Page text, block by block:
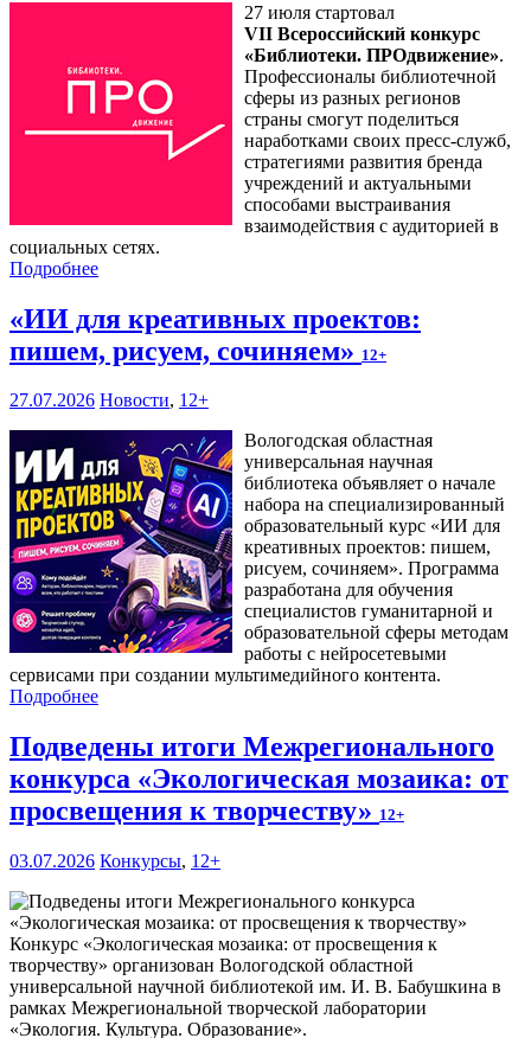
27 июля стартовал
VII Всероссийский конкурс
«Библиотеки. ПРОдвижение».
Профессионалы библиотечной
сферы из разных регионов
страны смогут поделиться
наработками своих пресс-служб,
стратегиями развития бренда
учреждений и актуальными
способами выстраивания
взаимодействия с аудиторией в
социальных сетях.
Подробнее
«ИИ для креативных проектов:
пишем, рисуем, сочиняем» 12+
27.07.2026 Новости, 12+
Вологодская областная
универсальная научная
библиотека объявляет о начале
набора на специализированный
образовательный курс «ИИ для
креативных проектов: пишем,
рисуем, сочиняем». Программа
разработана для обучения
специалистов гуманитарной и
образовательной сферы методам
работы с нейросетевыми
сервисами при создании мультимедийного контента.
Подробнее
Подведены итоги Межрегионального
конкурса «Экологическая мозаика: от
просвещения к творчеству» 12+
03.07.2026 Конкурсы, 12+
Конкурс «Экологическая мозаика: от просвещения к
творчеству» организован Вологодской областной
универсальной научной библиотекой им. И. В. Бабушкина в
рамках Межрегиональной творческой лаборатории
«Экология. Культура. Образование».